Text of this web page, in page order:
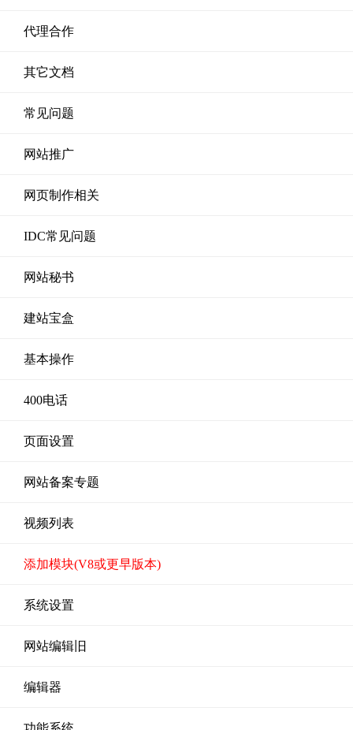
代理合作
其它文档
常见问题
网站推广
网页制作相关
IDC常见问题
网站秘书
建站宝盒
基本操作
400电话
页面设置
网站备案专题
视频列表
添加模块(V8或更早版本)
系统设置
网站编辑旧
编辑器